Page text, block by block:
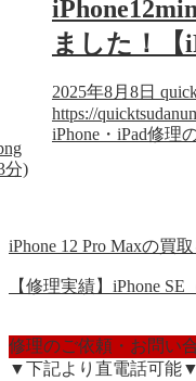
分)
ました！【
2025年8月8日
https://
iPhone・iPad修理
iPhone 12 Pro Maxの買
【修理実績】iPhone
修理のご依頼・お問い
▼下記より直電話可能▼